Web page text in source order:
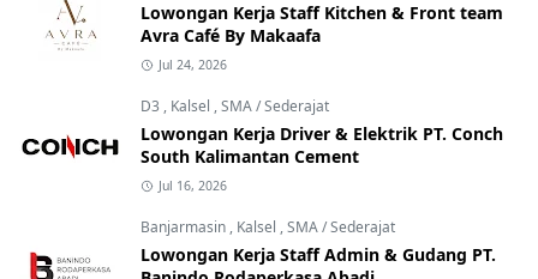
Lowongan Kerja Staff Kitchen & Front team
Avra Café By Makaafa
Jul 24, 2026
D3 , Kalsel ,SMA / Sederajat
Lowongan Kerja Driver & Elektrik PT. Conch
South Kalimantan Cement
Jul 16, 2026
Banjarmasin , Kalsel ,SMA / Sederajat
Lowongan Kerja Staff Admin & Gudang PT.